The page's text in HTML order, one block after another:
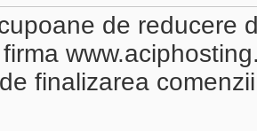
de reducere
finalizarea